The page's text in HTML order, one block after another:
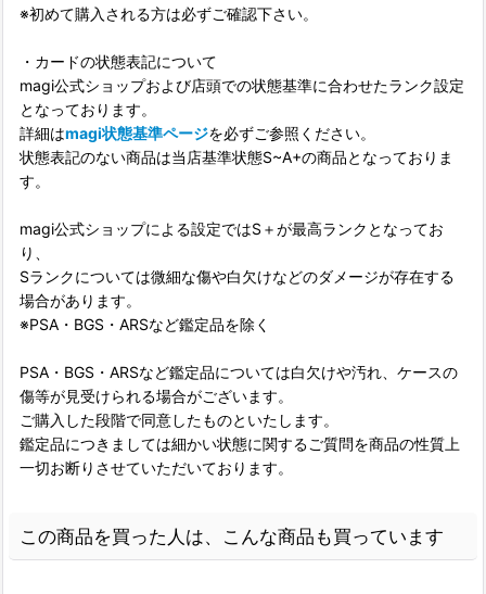
※初めて購入される方は必ずご確認下さい。
・カードの状態表記について
magi公式ショップおよび店頭での状態基準に合わせたランク設定
となっております。
詳細はmagi状態基準ページを必ずご参照ください。
状態表記のない商品は当店基準状態S~A+の商品となっておりま
す。
magi公式ショップによる設定ではS＋が最高ランクとなってお
り、
Sランクについては微細な傷や白欠けなどのダメージが存在する
場合があります。
※PSA・BGS・ARSなど鑑定品を除く
PSA・BGS・ARSなど鑑定品については白欠けや汚れ、ケースの
傷等が見受けられる場合がございます。
ご購入した段階で同意したものといたします。
鑑定品につきましては細かい状態に関するご質問を商品の性質上
一切お断りさせていただいております。
この商品を買った人は、こんな商品も買っています